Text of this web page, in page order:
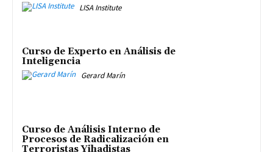
LISA Institute
Curso de Experto en Análisis de
Inteligencia
Gerard Marín
Curso de Análisis Interno de
Procesos de Radicalización en
Terroristas Yihadistas